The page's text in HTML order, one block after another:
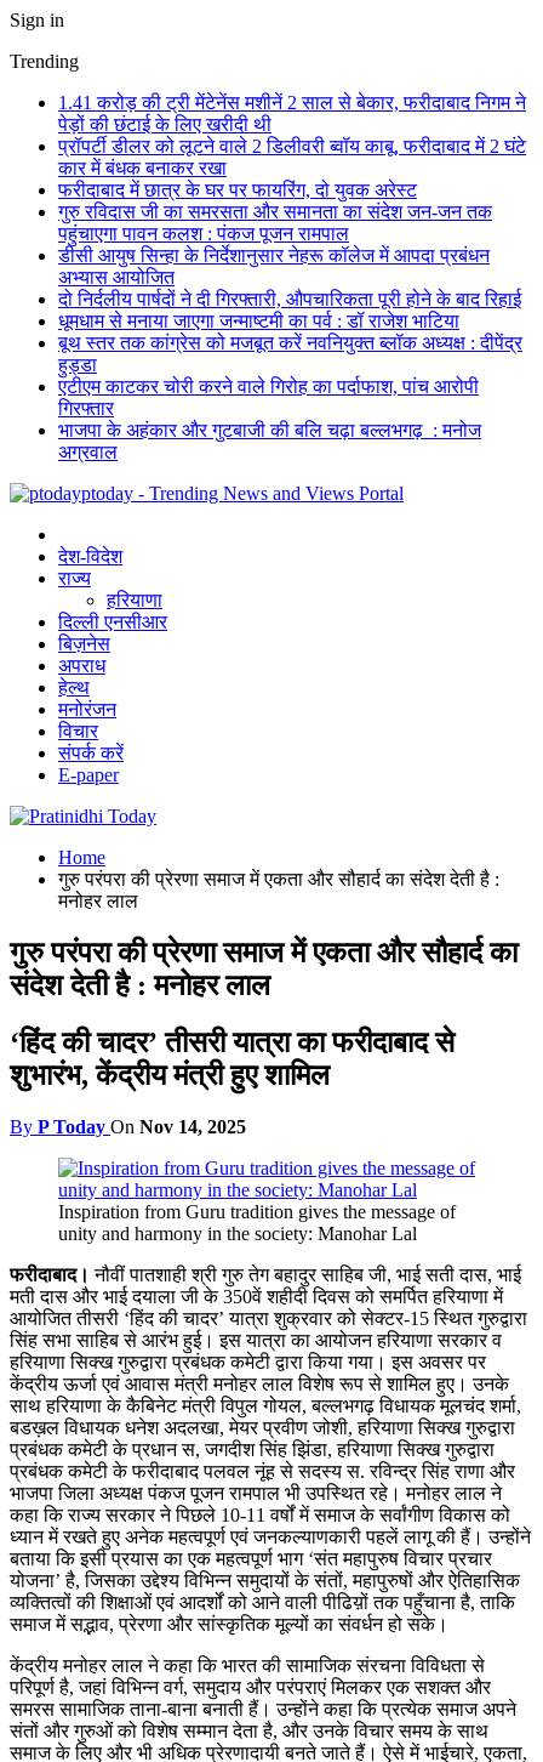
Sign in
Trending
1.41 करोड़ की ट्री मेंटेनेंस मशीनें 2 साल से बेकार, फरीदाबाद निगम ने
पेड़ों की छंटाई के लिए खरीदी थी
प्रॉपर्टी डीलर को लूटने वाले 2 डिलीवरी ब्वॉय काबू, फरीदाबाद में 2 घंटे
कार में बंधक बनाकर रखा
फरीदाबाद में छात्र के घर पर फायरिंग, दो युवक अरेस्ट
गुरु रविदास जी का समरसता और समानता का संदेश जन-जन तक
पहुंचाएगा पावन कलश : पंकज पूजन रामपाल
डीसी आयुष सिन्हा के निर्देशानुसार नेहरू कॉलेज में आपदा प्रबंधन
अभ्यास आयोजित
दो निर्दलीय पार्षदों ने दी गिरफ्तारी, औपचारिकता पूरी होने के बाद रिहाई
धूमधाम से मनाया जाएगा जन्माष्टमी का पर्व : डॉ राजेश भाटिया
बूथ स्तर तक कांग्रेस को मजबूत करें नवनियुक्त ब्लॉक अध्यक्ष : दीपेंद्र
हुड्डा
एटीएम काटकर चोरी करने वाले गिरोह का पर्दाफाश, पांच आरोपी
गिरफ्तार
भाजपा के अहंकार और गुटबाजी की बलि चढ़ा बल्लभगढ़ : मनोज
अग्रवाल
ptoday - Trending News and Views Portal
देश-विदेश
राज्य
हरियाणा
दिल्ली एनसीआर
बिज़नेस
अपराध
हेल्थ
मनोरंजन
विचार
संपर्क करें
E-paper
Home
गुरु परंपरा की प्रेरणा समाज में एकता और सौहार्द का संदेश देती है :
मनोहर लाल
गुरु परंपरा की प्रेरणा समाज में एकता और सौहार्द का
संदेश देती है : मनोहर लाल
‘हिंद की चादर’ तीसरी यात्रा का फरीदाबाद से
शुभारंभ, केंद्रीय मंत्री हुए शामिल
By P Today On Nov 14, 2025
Inspiration from Guru tradition gives the message of
unity and harmony in the society: Manohar Lal
फरीदाबाद। नौवीं पातशाही श्री गुरु तेग बहादुर साहिब जी, भाई सती दास, भाई
मती दास और भाई दयाला जी के 350वें शहीदी दिवस को समर्पित हरियाणा में
आयोजित तीसरी ‘हिंद की चादर’ यात्रा शुक्रवार को सेक्टर-15 स्थित गुरुद्वारा
सिंह सभा साहिब से आरंभ हुई। इस यात्रा का आयोजन हरियाणा सरकार व
हरियाणा सिक्ख गुरुद्वारा प्रबंधक कमेटी द्वारा किया गया। इस अवसर पर
केंद्रीय ऊर्जा एवं आवास मंत्री मनोहर लाल विशेष रूप से शामिल हुए। उनके
साथ हरियाणा के कैबिनेट मंत्री विपुल गोयल, बल्लभगढ़ विधायक मूलचंद शर्मा,
बडख़ल विधायक धनेश अदलखा, मेयर प्रवीण जोशी, हरियाणा सिक्ख गुरुद्वारा
प्रबंधक कमेटी के प्रधान स, जगदीश सिंह झिंडा, हरियाणा सिक्ख गुरुद्वारा
प्रबंधक कमेटी के फरीदाबाद पलवल नूंह से सदस्य स. रविन्द्र सिंह राणा और
भाजपा जिला अध्यक्ष पंकज पूजन रामपाल भी उपस्थित रहे। मनोहर लाल ने
कहा कि राज्य सरकार ने पिछले 10-11 वर्षों में समाज के सर्वांगीण विकास को
ध्यान में रखते हुए अनेक महत्वपूर्ण एवं जनकल्याणकारी पहलें लागू की हैं। उन्होंने
बताया कि इसी प्रयास का एक महत्वपूर्ण भाग ‘संत महापुरुष विचार प्रचार
योजना’ है, जिसका उद्देश्य विभिन्न समुदायों के संतों, महापुरुषों और ऐतिहासिक
व्यक्तित्वों की शिक्षाओं एवं आदर्शों को आने वाली पीढिय़ों तक पहुँचाना है, ताकि
समाज में सद्भाव, प्रेरणा और सांस्कृतिक मूल्यों का संवर्धन हो सके।
केंद्रीय मनोहर लाल ने कहा कि भारत की सामाजिक संरचना विविधता से
परिपूर्ण है, जहां विभिन्न वर्ग, समुदाय और परंपराएं मिलकर एक सशक्त और
समरस सामाजिक ताना-बाना बनाती हैं। उन्होंने कहा कि प्रत्येक समाज अपने
संतों और गुरुओं को विशेष सम्मान देता है, और उनके विचार समय के साथ
समाज के लिए और भी अधिक प्रेरणादायी बनते जाते हैं। ऐसे में भाईचारे, एकता,